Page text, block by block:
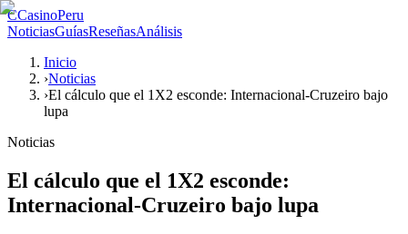
CCasinoPeru
NoticiasGuíasReseñasAnálisis
Inicio
›Noticias
›El cálculo que el 1X2 esconde: Internacional-Cruzeiro bajo
lupa
Noticias
El cálculo que el 1X2 esconde:
Internacional-Cruzeiro bajo lupa